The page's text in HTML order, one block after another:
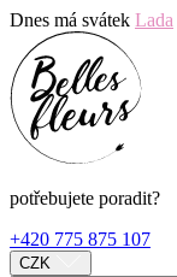
Dnes má svátek Lada
potřebujete poradit?
+420 775 875 107
CZK